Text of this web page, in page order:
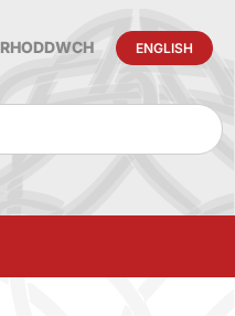
RHODDWCH ENGLISH